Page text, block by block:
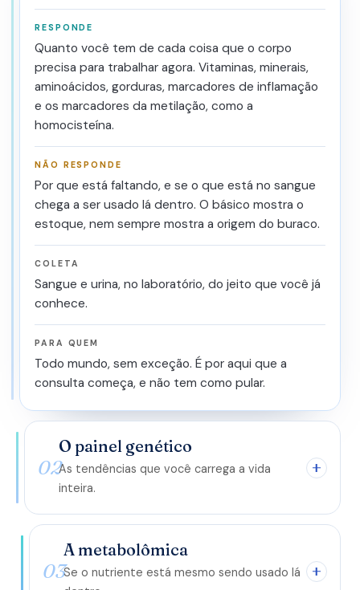
RESPONDE
Quanto você tem de cada coisa que o corpo
precisa para trabalhar agora. Vitaminas, minerais,
aminoácidos, gorduras, marcadores de inflamação
e os marcadores da metilação, como a
homocisteína.
NÃO RESPONDE
Por que está faltando, e se o que está no sangue
chega a ser usado lá dentro. O básico mostra o
estoque, nem sempre mostra a origem do buraco.
COLETA
Sangue e urina, no laboratório, do jeito que você já
conhece.
PARA QUEM
Todo mundo, sem exceção. É por aqui que a
consulta começa, e não tem como pular.
02
O painel genético
As tendências que você carrega a vida
inteira.
03
A metabolômica
Se o nutriente está mesmo sendo usado lá